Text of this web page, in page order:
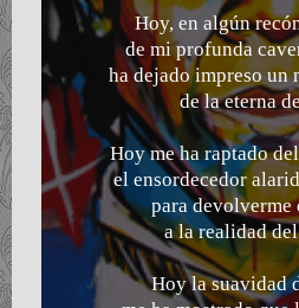
Hoy, en algún
de mi profunda
ha dejado impreso un
de la eterna
Hoy me ha raptado
el ensordecedor
para devolverme
a la realidad
Hoy la suavidad